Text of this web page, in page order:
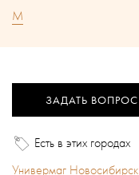
M
ЗАДАТЬ ВОПРОС
Есть в этих городах
Универмаг Новосибирск